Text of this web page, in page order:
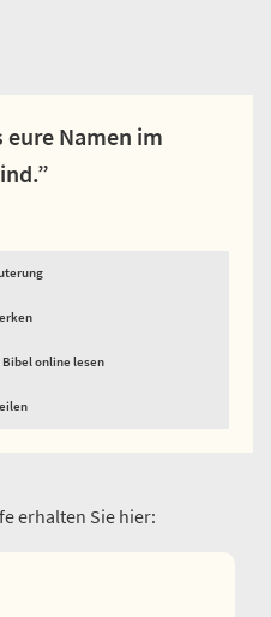
eure Namen im
Bibel online lesen
erhalten Sie hier: